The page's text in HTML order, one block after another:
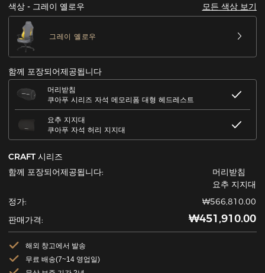
색상 - 그레이 옐로우 모든 색상 보기
그레이 옐로우
함께 포장되어제공됩니다
머리받침
쿠아푸 시리즈 자석 메모리폼 대형 헤드레스트
요추 지지대
쿠아푸 자석 허리 지지대
CRAFT 시리즈
함께 포장되어제공됩니다:
머리받침
요추 지지대
정가:
₩566,810.00
판매가격:
₩451,910.00
해외 창고에서 발송
무료 배송(7~14 영업일)